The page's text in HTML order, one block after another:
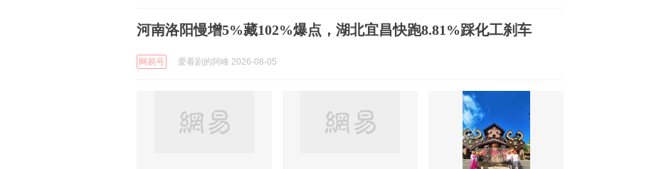
河南洛阳慢增5%藏102%爆点，湖北宜昌快跑8.81%踩化工刹车
网易号 爱看剧的阿峰 2026-08-05